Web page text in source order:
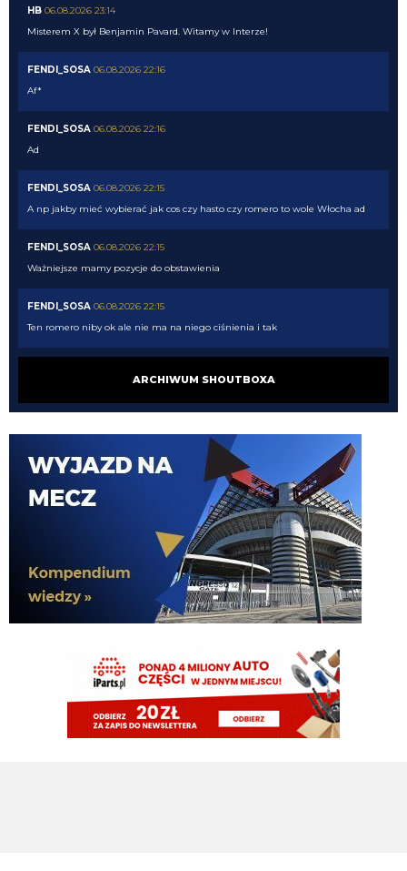
HB 06.08.2026 23:14
Misterem X był Benjamin Pavard. Witamy w Interze!
FENDI_SOSA 06.08.2026 22:16
Af*
FENDI_SOSA 06.08.2026 22:16
Ad
FENDI_SOSA 06.08.2026 22:15
A np jakby mieć wybierać jak cos czy hasto czy romero to wole Włocha ad
FENDI_SOSA 06.08.2026 22:15
Ważniejsze mamy pozycje do obstawienia
FENDI_SOSA 06.08.2026 22:15
Ten romero niby ok ale nie ma na niego ciśnienia i tak
Jones to juz dawno ma w dupie azalio tego całego od stycznia go ściąga i
chonciak 06.08.2026 21:55
Odejdzie Pavard to przyjdzie romero. Odejdzie asslani i frattesi to może
przyjdzie curtis jones
chonciak
06.08.2026 21:54
Rebelde jaki plac budowy ?XD Nikt budowy nie rozpoczął w tym sezonie xd
Oni tylko podmieniają materiały.
Rebelde
06.08.2026 21:34
Perisic na wahadło, Juan Jesus ns obrone a 40mln z powrotem do kieszeni
Oaktree. Chyba mamy w końcu realny plan. na te okienko.
06.08.2026 21:26
🚨 GAZZETTA DELLO SPORT: “Kostic al PSV potrebbe sbloccare il ritorno di
Ivan Perisic all’Inter”.
06.08.2026 21:06
ARCHIWUM SHOUTBOXA